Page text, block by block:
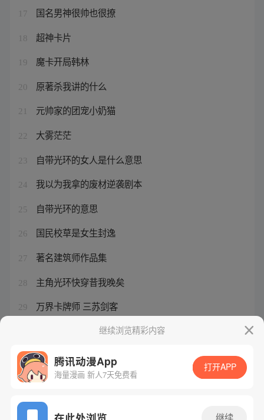
17 国名男神很帅也很撩
18 超神卡片
19 魔卡开局韩林
20 原著杀我讲的什么
21 元帅家的团宠小奶猫
22 大雾茫茫
23 自带光环的女人是什么意思
24 我以为我拿的废材逆袭剧本
25 自带光环的意思
26 国民校草是女生封逸
27 著名建筑师作品集
28 主角光环快穿昔我晚矣
29 万界卡牌师 三苏剑客
继续浏览精彩内容
腾讯动漫App
海量漫画 新人7天免费看
打开APP
继续
网站备案/许可证号：粤B2-20090059-5